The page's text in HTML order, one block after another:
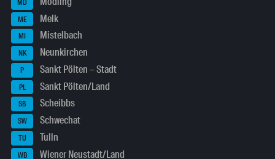
MD
ME Melk
MI Mistelbach
NK Neunkirchen
P Sankt Pölten – Stadt
PL Sankt Pölten/Land
SB Scheibbs
SW Schwechat
TU Tulln
WB Wiener Neustadt/Land